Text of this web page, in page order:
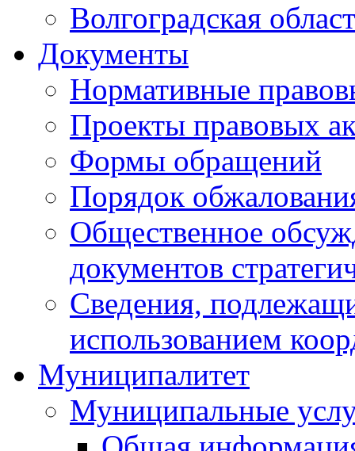
Волгоградская
Документы
Нормативные
Проекты правовых
Формы обращений
Порядок
Общественное
документов
Сведения,
использованием
Муниципалитет
Муниципальные